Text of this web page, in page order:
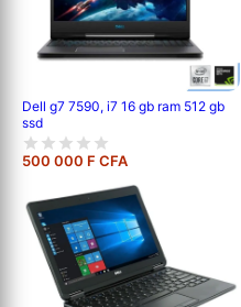
Dell g7 7590, i7 16 gb ram 512 gb
ssd
500 000 F CFA